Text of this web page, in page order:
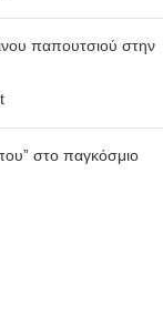
παπουτσιού στην
στο παγκόσμιο